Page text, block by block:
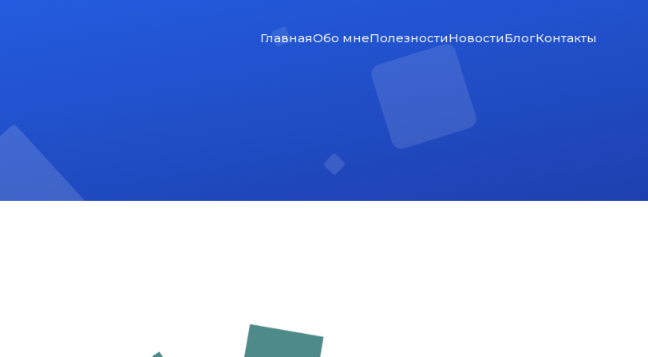
ГлавнаяОбо мнеПолезностиНовостиБлогКонтакты